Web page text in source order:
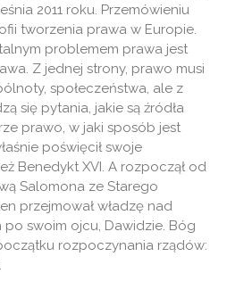
2011 roku. Przemówieniu
tworzenia prawa w Europie.
problemem prawa jest
Z jednej strony, prawo musi
społeczeństwa, ale z
się pytania, jakie są źródła
prawo, w jaki sposób jest
poświęcił swoje
Benedykt XVI. A rozpoczął od
Salomona ze Starego
przejmował władzę nad
po swoim ojcu, Dawidzie. Bóg
rozpoczynania rządów: